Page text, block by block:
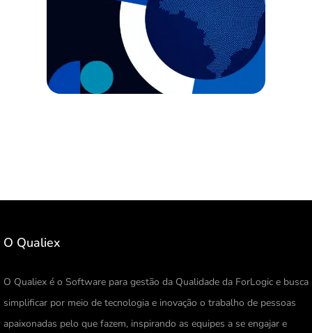
O Qualiex
O Qualiex é o Software para gestão da Qualidade da ForLogic e busca
simplificar por meio de tecnologia e inovação o trabalho de pessoas
apaixonadas pelo que fazem, inspirando as equipes a se engajar e